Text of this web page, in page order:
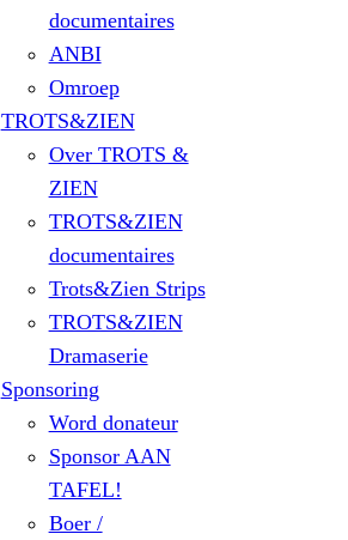
documentaires
ANBI
Omroep
TROTS&ZIEN
Over TROTS &
ZIEN
TROTS&ZIEN
documentaires
Trots&Zien Strips
TROTS&ZIEN
Dramaserie
Sponsoring
Word donateur
Sponsor AAN
TAFEL!
Boer /